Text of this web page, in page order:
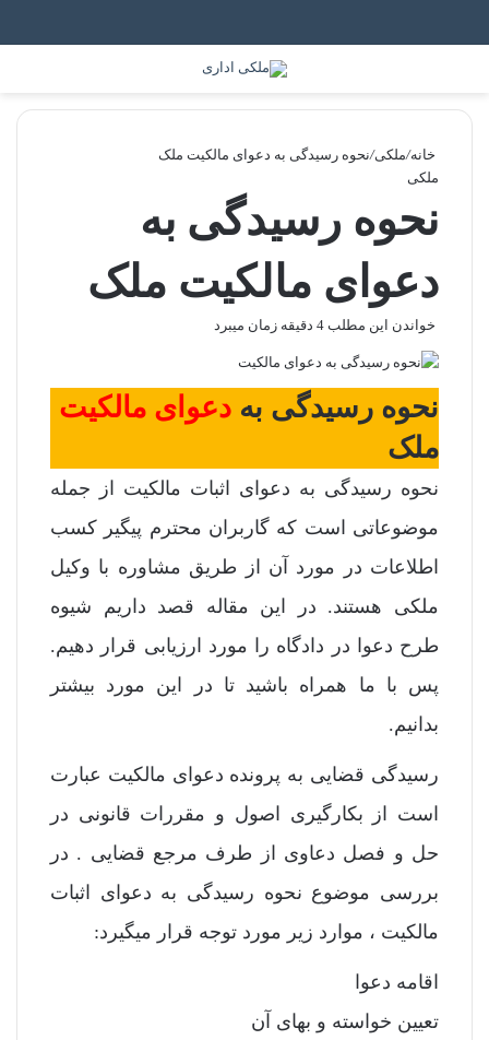
خانه/ملکی/نحوه رسیدگی به دعوای مالکیت ملک
ملکی
نحوه رسیدگی به
دعوای مالکیت ملک
خواندن این مطلب 4 دقیقه زمان میبرد
نحوه رسیدگی به دعوای مالکیت
ملک
نحوه رسیدگی به دعوای اثبات مالکیت از جمله
موضوعاتی است که گاربران محترم پیگیر کسب
اطلاعات در مورد آن از طریق مشاوره با وکیل
ملکی هستند. در این مقاله قصد داریم شیوه
طرح دعوا در دادگاه را مورد ارزیابی قرار دهیم.
پس با ما همراه باشید تا در این مورد بیشتر
بدانیم.
رسیدگی قضایی به پرونده دعوای مالکیت عبارت
است از بکارگیری اصول و مقررات قانونی در
حل و فصل دعاوی از طرف مرجع قضایی . در
بررسی موضوع نحوه رسیدگی به دعوای اثبات
مالکیت ، موارد زیر مورد توجه قرار میگیرد:
اقامه دعوا
تعیین خواسته و بهای آن